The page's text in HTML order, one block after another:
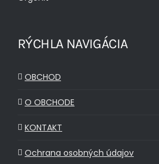
RÝCHLA NAVIGÁCIA
OBCHOD
O OBCHODE
KONTAKT
Ochrana osobných údajov